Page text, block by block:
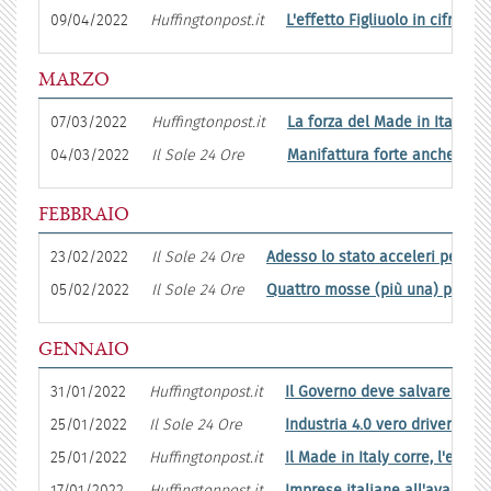
09/04/2022 Huffingtonpost.it L'effetto Figliuolo in cifre. Il
MARZO
07/03/2022 Huffingtonpost.it
La forza del Made in Italy
04/03/2022
Il Sole 24 Ore Manifattura forte anche
FEBBRAIO
23/02/2022 Il Sole 24 Ore
Adesso lo stato acceleri per il
05/02/2022
Il Sole 24 Ore Quattro mosse (più una) per
GENNAIO
31/01/2022 Huffingtonpost.it
Il Governo deve salvare la
25/01/2022
Il Sole 24 Ore
Industria 4.0 vero driver per
25/01/2022
Huffingtonpost.it
Il Made in Italy corre,